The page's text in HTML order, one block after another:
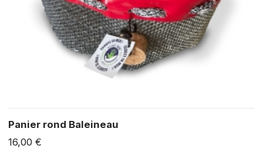
Panier rond Baleineau
16,00 €